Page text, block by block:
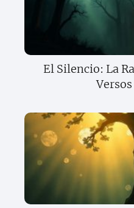
El Silencio: La